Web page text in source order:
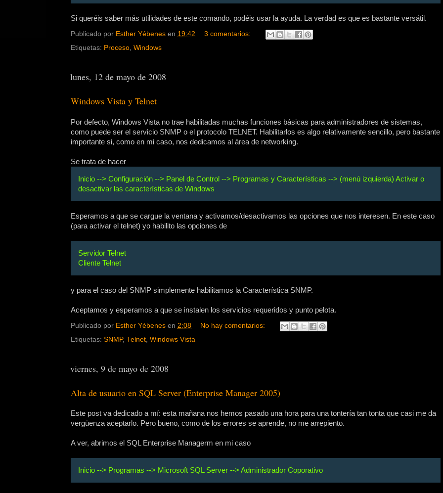
Si queréis saber más utilidades de este comando, podéis usar la ayuda. La verdad es que es bastante versátil.
Publicado por Esther Yébenes en 19:42
3 comentarios:
Etiquetas: Proceso, Windows
lunes, 12 de mayo de 2008
Windows Vista y Telnet
Por defecto, Windows Vista no trae habilitadas muchas funciones básicas para administradores de sistemas,
como puede ser el servicio SNMP o el protocolo TELNET. Habilitarlos es algo relativamente sencillo, pero bastante
importante si, como en mi caso, nos dedicamos al área de networking.
Se trata de hacer
Inicio --> Configuración --> Panel de Control --> Programas y Características --> (menú izquierda) Activar o
desactivar las características de Windows
Esperamos a que se cargue la ventana y activamos/desactivamos las opciones que nos interesen. En este caso
(para activar el telnet) yo habilito las opciones de
Servidor Telnet
Cliente Telnet
y para el caso del SNMP simplemente habilitamos la Característica SNMP.
Aceptamos y esperamos a que se instalen los servicios requeridos y punto pelota.
Publicado por Esther Yébenes en 2:08
No hay comentarios:
Etiquetas: SNMP, Telnet, Windows Vista
viernes, 9 de mayo de 2008
Alta de usuario en SQL Server (Enterprise Manager 2005)
Este post va dedicado a mí: esta mañana nos hemos pasado una hora para una tontería tan tonta que casi me da
vergüenza aceptarlo. Pero bueno, como de los errores se aprende, no me arrepiento.
A ver, abrimos el SQL Enterprise Managerm en mi caso
Inicio --> Programas --> Microsoft SQL Server --> Administrador Coporativo